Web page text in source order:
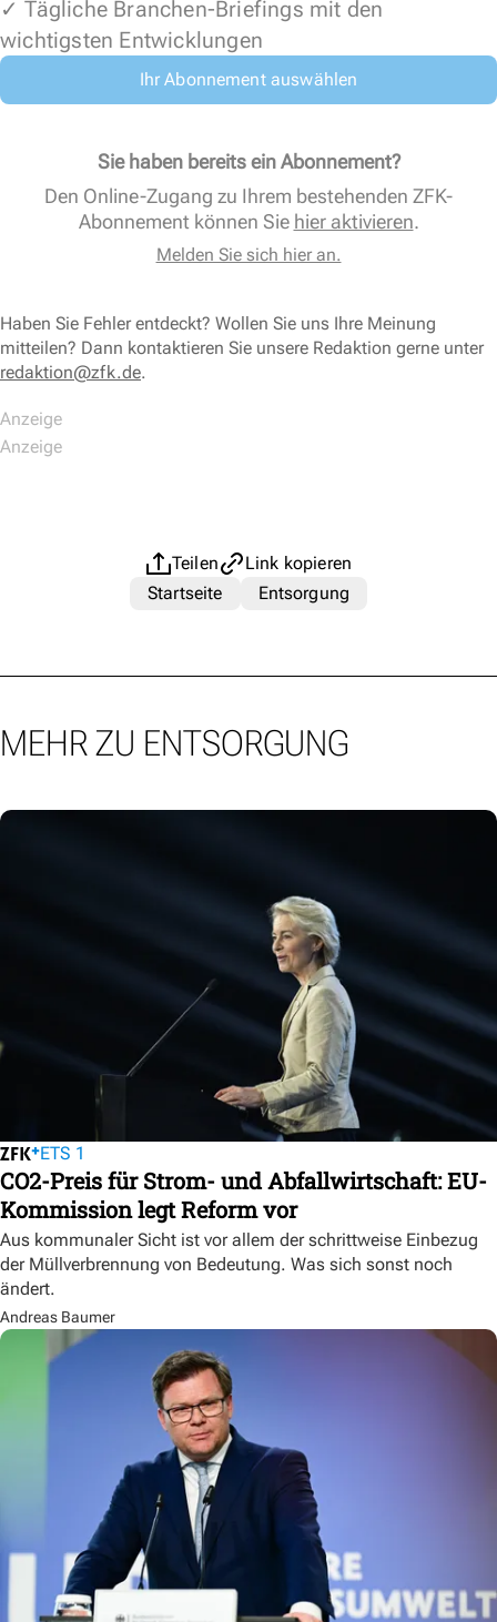
✓ Tägliche Branchen-Briefings mit den
wichtigsten Entwicklungen
Ihr Abonnement auswählen
Sie haben bereits ein Abonnement?
Den Online-Zugang zu Ihrem bestehenden ZFK-
Abonnement können Sie hier aktivieren.
Melden Sie sich hier an.
Haben Sie Fehler entdeckt? Wollen Sie uns Ihre Meinung
mitteilen? Dann kontaktieren Sie unsere Redaktion gerne unter
redaktion@zfk.de.
Teilen
Link kopieren
Startseite
Entsorgung
MEHR ZU ENTSORGUNG
ETS 1
CO2-Preis für Strom- und Abfallwirtschaft: EU-
Kommission legt Reform vor
Aus kommunaler Sicht ist vor allem der schrittweise Einbezug
der Müllverbrennung von Bedeutung. Was sich sonst noch
ändert.
Andreas Baumer